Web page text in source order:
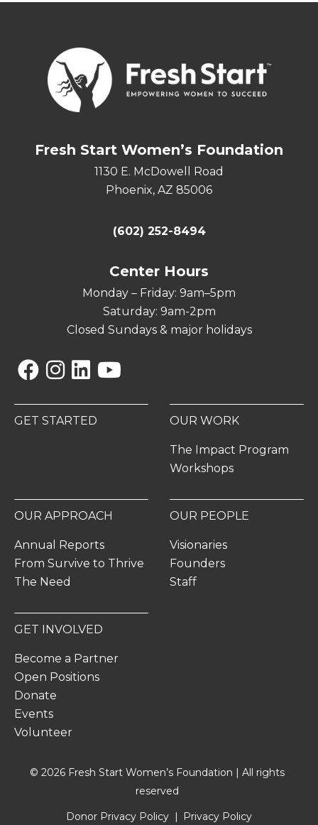
Fresh Start Women’s Foundation
1130 E. McDowell Road
Phoenix, AZ 85006
(602) 252-8494
Center Hours
Monday – Friday: 9am–5pm
Saturday: 9am-2pm
Closed Sundays & major holidays
GET STARTED OUR WORK
The Impact Program
Workshops
OUR APPROACH
Annual Reports
From Survive to Thrive
The Need
OUR PEOPLE
Visionaries
Founders
Staff
GET INVOLVED
Become a Partner
Open Positions
Donate
Events
Volunteer
© 2026 Fresh Start Women’s Foundation | All rights
reserved
Donor Privacy Policy
Privacy Policy